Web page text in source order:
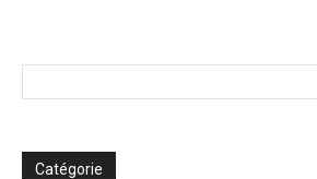
Catégorie